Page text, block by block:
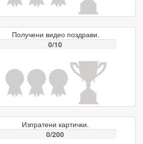
Получени видео поздрави.
0/10
Изпратени картички.
0/200